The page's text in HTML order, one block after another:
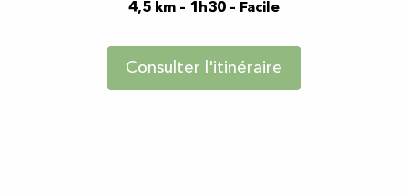
4,5 km – 1h30 – Facile
Consulter l'itinéraire